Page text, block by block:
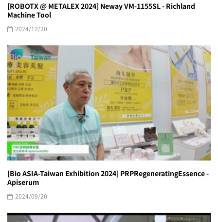
[ROBOTX @ METALEX 2024] Neway VM-1155SL - Richland
Machine Tool
2024/12/20
[Bio ASIA-Taiwan Exhibition 2024] PRPRegeneratingEssence -
Apiserum
2024/09/20